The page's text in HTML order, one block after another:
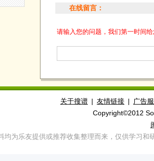
在线留言：
请输入您的问题，我们第一时间
关于搜谱 | 友情链接 |
广告
Copyright©2012
均为乐友提供或推荐收集整理而来，仅供学习